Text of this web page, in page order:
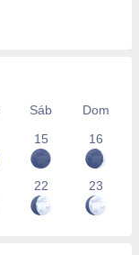
Sáb
Dom
15 16
22 23